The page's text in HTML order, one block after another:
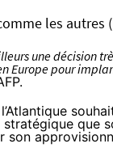
les autres
une
Europe pour
.
que
son